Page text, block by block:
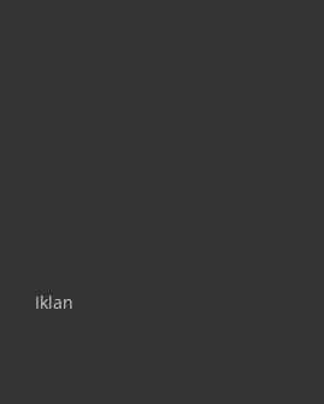
Iklan